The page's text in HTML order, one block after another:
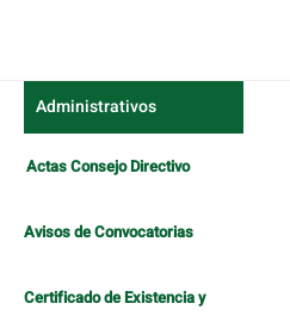
Administrativos
Actas Consejo Directivo
Avisos de Convocatorias
Certificado de Existencia y